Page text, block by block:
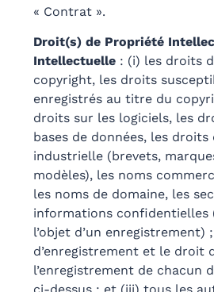
« Contrat ».
Droit(s) de Propriété
Intellectuelle : (i) les droits
copyright, les droits
enregistrés au titre du
droits sur les logiciels, les
bases de données, les
industrielle (brevets,
modèles), les noms
les noms de domaine, les
informations confidentielles
l’objet d’un enregistrement)
d’enregistrement et le droit
l’enregistrement de chacun